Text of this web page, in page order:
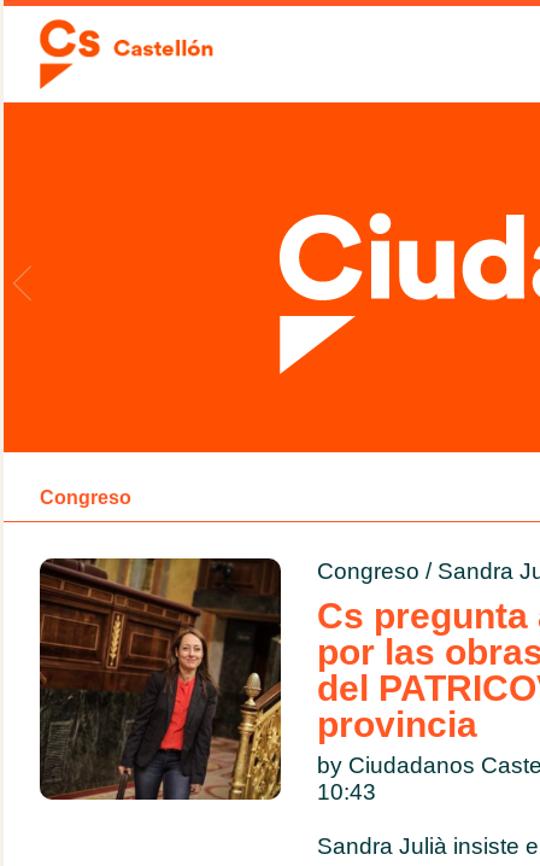
Congreso
Congreso / Sandra
Cs pregunta
por las
del
provincia
by Ciudadanos
10:43
Sandra Julià insiste